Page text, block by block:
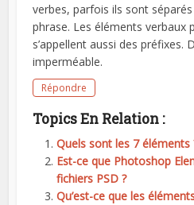
verbes, parfois ils sont
phrase. Les éléments verbaux
s’appellent aussi des préfixes.
imperméable.
Répondre
Topics En Relation :
Quels sont les 7 éléments
Est-ce que Photoshop
fichiers PSD ?
Qu’est-ce que les